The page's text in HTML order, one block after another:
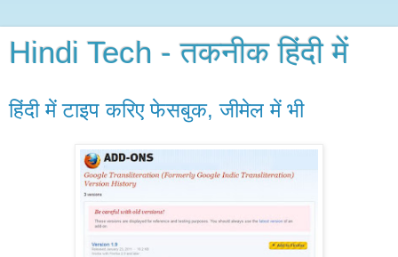
Hindi Tech - तकनीक हिंदी में
हिंदी में टाइप करिए फेसबुक, जीमेल में भी